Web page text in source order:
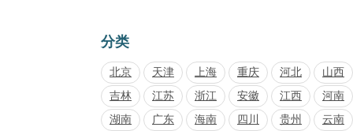
分类
北京 天津 上海 重庆 河北
山西
吉林
江苏 浙江 安徽 江西
河南
湖南
广东 海南 四川 贵州
云南